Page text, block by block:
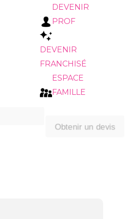
DEVENIR
PROF
DEVENIR
FRANCHISÉ
ESPACE
FAMILLE
Obtenir un devis